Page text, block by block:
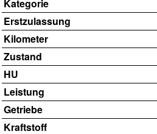
Kategorie
Erstzulassung
Kilometer
Zustand
HU
Leistung
Getriebe
Kraftstoff